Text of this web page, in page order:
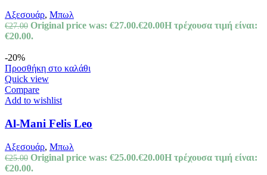
Αξεσουάρ, Μπωλ
€27.00 Original price was: €27.00.€20.00Η τρέχουσα τιμή είναι:
€20.00.
-20%
Προσθήκη στο καλάθι
Quick view
Compare
Add to wishlist
Al-Mani Felis Leo
Αξεσουάρ, Μπωλ
€25.00 Original price was: €25.00.€20.00Η τρέχουσα τιμή είναι:
€20.00.